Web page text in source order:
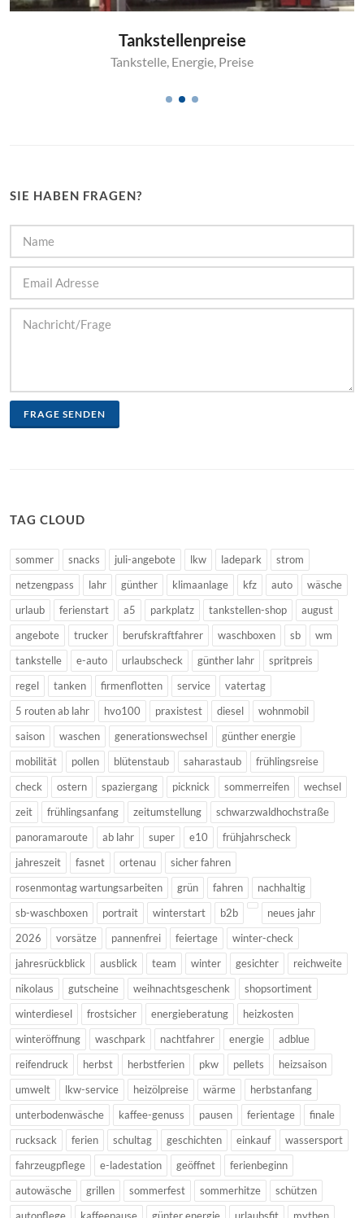
Tankstellenpreise
Tankstelle, Energie, Preise
SIE HABEN FRAGEN?
FRAGE SENDEN
TAG CLOUD
sommer snacks juli-angebote lkw ladepark
strom
netzengpass
lahr günther klimaanlage kfz auto
wäsche
urlaub
ferienstart a5 parkplatz tankstellen-shop
august
angebote
trucker berufskraftfahrer waschboxen sb
wm
tankstelle
e-auto urlaubscheck günther lahr
spritpreis
regel
tanken firmenflotten service
vatertag
5 routen ab lahr
hvo100 praxistest diesel
wohnmobil
saison
waschen generationswechsel
günther energie
mobilität
pollen blütenstaub saharastaub
frühlingsreise
check
ostern spaziergang picknick sommerreifen
wechsel
zeit
frühlingsanfang zeitumstellung
schwarzwaldhochstraße
panoramaroute
ab lahr super e10
frühjahrscheck
jahreszeit
fasnet ortenau
sicher fahren
rosenmontag wartungsarbeiten
grün fahren
nachhaltig
sb-waschboxen
portrait winterstart b2b
neues jahr
2026
vorsätze pannenfrei feiertage
winter-check
jahresrückblick
ausblick team winter gesichter
reichweite
nikolaus
gutscheine weihnachtsgeschenk
shopsortiment
winterdiesel
frostsicher energieberatung
heizkosten
winteröffnung
waschpark nachtfahrer energie
adblue
reifendruck
herbst herbstferien pkw pellets
heizsaison
umwelt
lkw-service heizölpreise wärme
herbstanfang
unterbodenwäsche
kaffee-genuss pausen ferientage
finale
rucksack
ferien schultag geschichten einkauf
wassersport
fahrzeugpflege
e-ladestation geöffnet
ferienbeginn
autowäsche
grillen sommerfest sommerhitze
schützen